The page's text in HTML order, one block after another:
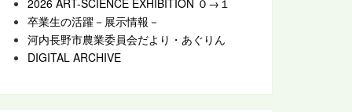
卒業生の活躍－展示情報－
河内長野市農業委員会だより・あぐりん
DIGITAL ARCHIVE